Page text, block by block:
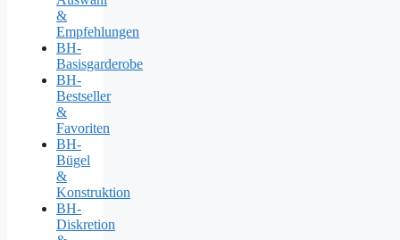
&
Empfehlungen
BH-
Basisgarderobe
BH-
Bestseller
&
Favoriten
BH-
Bügel
&
Konstruktion
BH-
Diskretion